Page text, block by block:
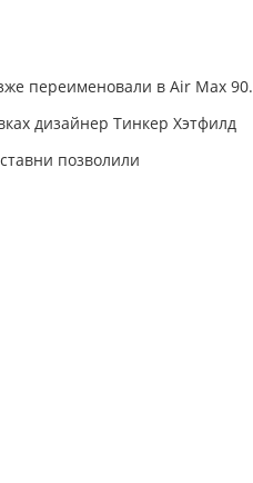
переименовали в Air Max 90.
дизайнер Тинкер Хэтфилд
позволили